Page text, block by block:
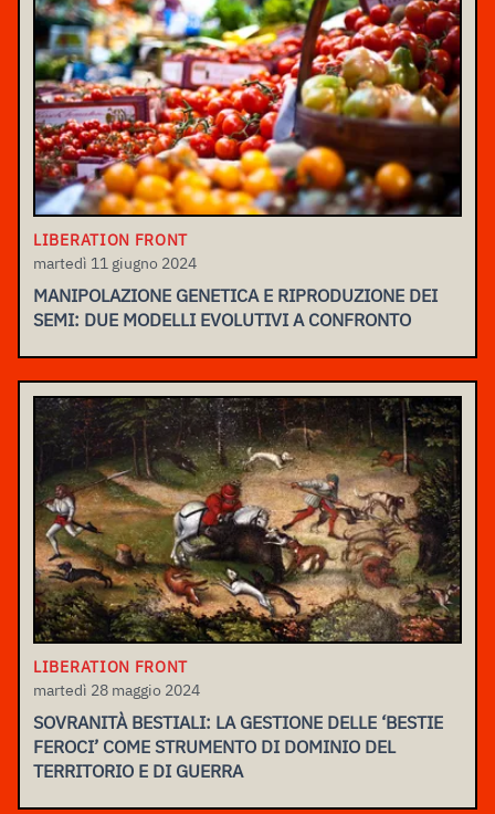
LIBERATION FRONT
martedì 11 giugno 2024
MANIPOLAZIONE GENETICA E RIPRODUZIONE DEI
SEMI: DUE MODELLI EVOLUTIVI A CONFRONTO
LIBERATION FRONT
martedì 28 maggio 2024
SOVRANITÀ BESTIALI: LA GESTIONE DELLE ‘BESTIE
FEROCI’ COME STRUMENTO DI DOMINIO DEL
TERRITORIO E DI GUERRA